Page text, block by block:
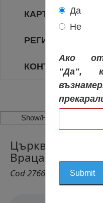
КАРТА НА
РЕГИОНИ
КОНТАКТИ
Show/Hide Left Side
Църквата
Враца
Cod 2766
Да
Не
Ако
"Да",